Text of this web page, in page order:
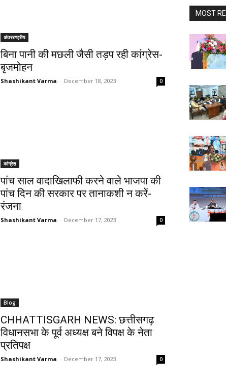
अंतरराष्ट्रीय
बिना पानी की मछली जैसी तड़प रही कांग्रेस-
बृजमोहन
Shashikant Varma - December 18, 2023 0
कांग्रेस
पांच साल वादाखिलाफी करने वाले भाजपा की
पांच दिन की सरकार पर तानाकशी न करें-
रंजना
Shashikant Varma - December 17, 2023 0
Blog
CHHATTISGARH NEWS: छत्तीसगढ़
विधानसभा के पूर्व अध्यक्ष बने विपक्ष के नेता
प्रतिपक्ष
Shashikant Varma - December 17, 2023 0
MOST